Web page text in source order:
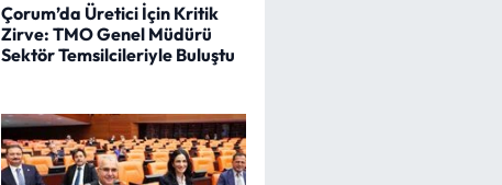
Çorum’da Üretici İçin Kritik
Zirve: TMO Genel Müdürü
Sektör Temsilcileriyle Buluştu